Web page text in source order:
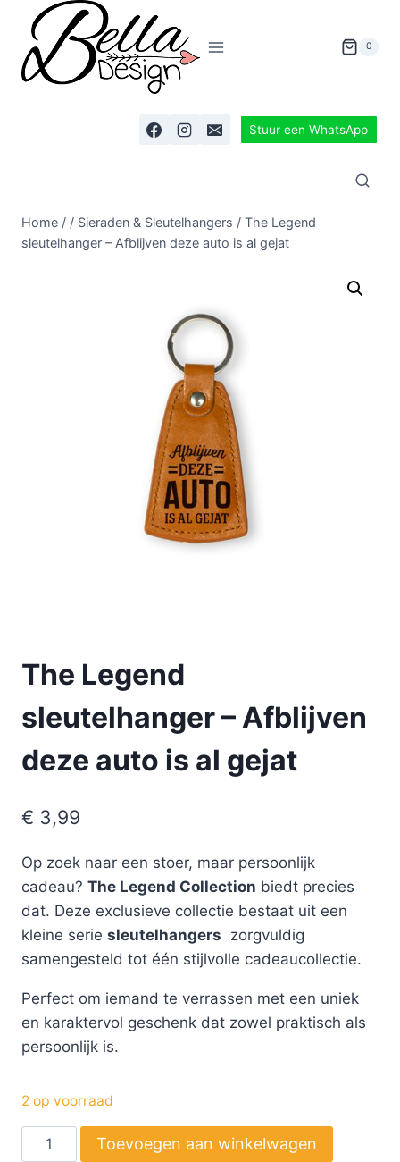
0
Stuur een WhatsApp
Home / / Sieraden & Sleutelhangers / The Legend
sleutelhanger – Afblijven deze auto is al gejat
The Legend
sleutelhanger – Afblijven
deze auto is al gejat
€ 3,99
Op zoek naar een stoer, maar persoonlijk
cadeau? The Legend Collection biedt precies
dat. Deze exclusieve collectie bestaat uit een
kleine serie sleutelhangers zorgvuldig
samengesteld tot één stijlvolle cadeaucollectie.
Perfect om iemand te verrassen met een uniek
en karaktervol geschenk dat zowel praktisch als
persoonlijk is.
2 op voorraad
Toevoegen aan winkelwagen